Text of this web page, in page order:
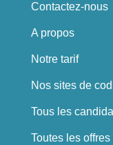
Contactez-nous
A propos
Notre tarif
Nos sites de
Tous les
Toutes les